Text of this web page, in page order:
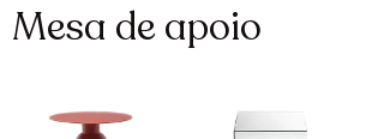
Mesa de apoio